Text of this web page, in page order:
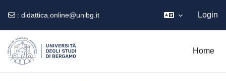
: didattica.online@unibg.it Login
Home